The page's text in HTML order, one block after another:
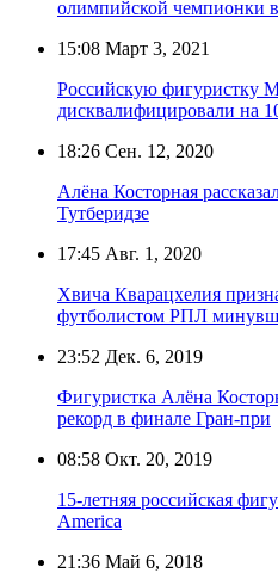
олимпийской чемпионки
15:08 Март 3, 2021
Российскую фигуристку
дисквалифицировали на
18:26 Сен. 12, 2020
Алёна Косторная
Тутберидзе
17:45 Авг. 1, 2020
Хвича Кварацхелия
футболистом РПЛ
23:52 Дек. 6, 2019
Фигуристка Алёна
рекорд в финале Гран-при
08:58 Окт. 20, 2019
15-летняя российская
America
21:36 Май 6, 2018